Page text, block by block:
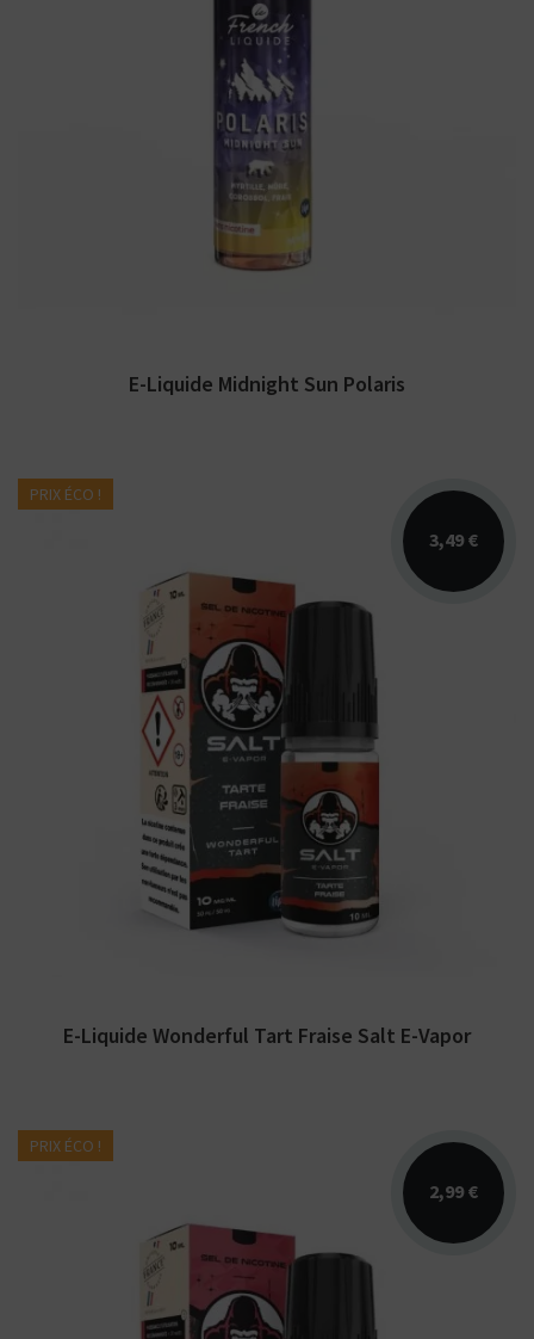
Arômes : mûre, myrtille, corossol, fraicheur.
E-liquide Polaris Le French Liquide par LIPS
E-Liquide Midnight Sun Polaris
PRIX ÉCO !
3,49 €
Arômes : tarte à la fraise. E-liquide Salt E-
Vapor Wonderful Tart. Disponible en 10 ml
E-Liquide Wonderful Tart Fraise Salt E-Vapor
PRIX ÉCO !
2,99 €